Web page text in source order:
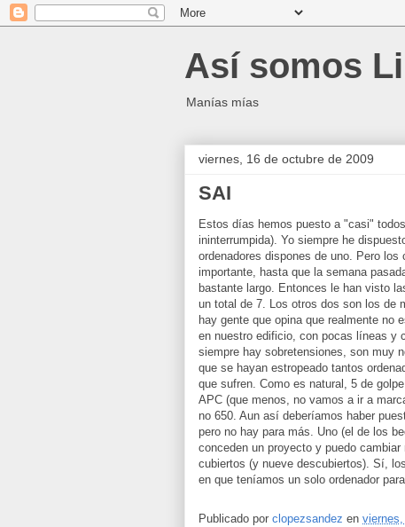
Así somos
Manías mías
viernes, 16 de octubre de 2009
SAI
Estos días hemos puesto a "casi"
ininterrumpida). Yo siempre he
ordenadores dispones de uno. Pero
importante, hasta que la semana
bastante largo. Entonces le han visto
un total de 7. Los otros dos son los de
hay gente que opina que realmente no
en nuestro edificio, con pocas líneas y
siempre hay sobretensiones, son muy
que se hayan estropeado tantos
que sufren. Como es natural, 5 de
APC (que menos, no vamos a ir a
no 650. Aun así deberíamos haber
pero no hay para más. Uno (el de los
conceden un proyecto y puedo
cubiertos (y nueve descubiertos). Sí,
en que teníamos un solo ordenador
Publicado por clopezsandez en